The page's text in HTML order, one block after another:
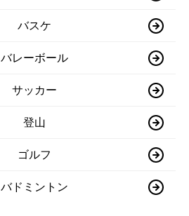
バスケ
バレーボール
サッカー
登山
ゴルフ
バドミントン